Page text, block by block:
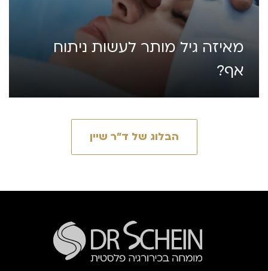
מאיזה גיל מותר לעשות ניתוח
אף?
הבלוג של ד״ר שיין